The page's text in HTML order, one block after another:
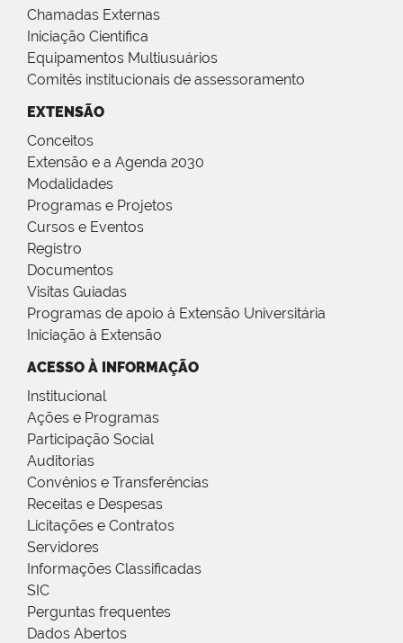
Chamadas Externas
Iniciação Científica
Equipamentos Multiusuários
Comitês institucionais de assessoramento
EXTENSÃO
Conceitos
Extensão e a Agenda 2030
Modalidades
Programas e Projetos
Cursos e Eventos
Registro
Documentos
Visitas Guiadas
Programas de apoio à Extensão Universitária
Iniciação à Extensão
ACESSO À INFORMAÇÃO
Institucional
Ações e Programas
Participação Social
Auditorias
Convênios e Transferências
Receitas e Despesas
Licitações e Contratos
Servidores
Informações Classificadas
SIC
Perguntas frequentes
Dados Abertos